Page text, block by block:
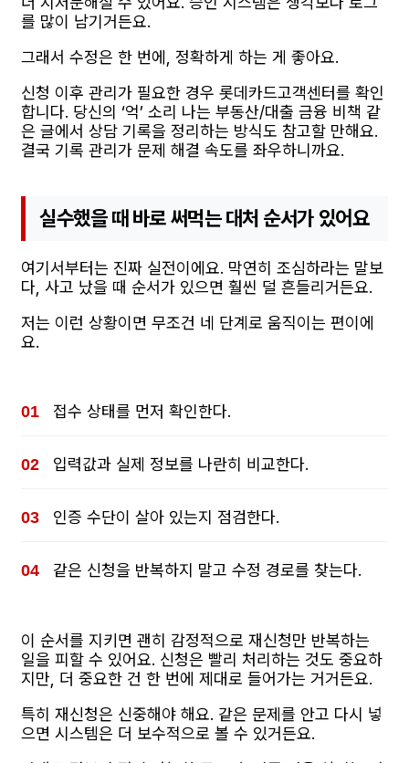
를 많이 남기거든요.
그래서 수정은 한 번에, 정확하게 하는 게 좋아요.
신청 이후 관리가 필요한 경우 롯데카드고객센터를 확인
합니다. 당신의 ‘억’ 소리 나는 부동산/대출 금융 비책 같
은 글에서 상담 기록을 정리하는 방식도 참고할 만해요.
결국 기록 관리가 문제 해결 속도를 좌우하니까요.
실수했을 때 바로 써먹는 대처 순서가 있어요
여기서부터는 진짜 실전이에요. 막연히 조심하라는 말보
다, 사고 났을 때 순서가 있으면 훨씬 덜 흔들리거든요.
저는 이런 상황이면 무조건 네 단계로 움직이는 편이에
요.
접수 상태를 먼저 확인한다.
입력값과 실제 정보를 나란히 비교한다.
인증 수단이 살아 있는지 점검한다.
같은 신청을 반복하지 말고 수정 경로를 찾는다.
이 순서를 지키면 괜히 감정적으로 재신청만 반복하는
일을 피할 수 있어요. 신청은 빨리 처리하는 것도 중요하
지만, 더 중요한 건 한 번에 제대로 들어가는 거거든요.
특히 재신청은 신중해야 해요. 같은 문제를 안고 다시 넣
으면 시스템은 더 보수적으로 볼 수 있거든요.